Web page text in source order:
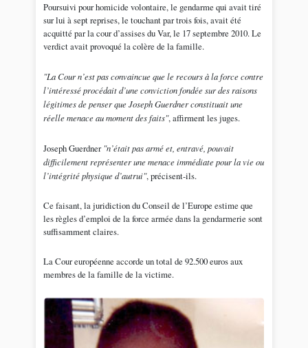
Poursuivi pour homicide volontaire, le gendarme qui avait tiré
sur lui à sept reprises, le touchant par trois fois, avait été
acquitté par la cour d’assises du Var, le 17 septembre 2010. Le
verdict avait provoqué la colère de la famille.
"La Cour n’est pas convaincue que le recours à la force contre
l’intéressé procédait d’une conviction fondée sur des raisons
légitimes de penser que Joseph Guerdner constituait une
réelle menace au moment des faits", affirment les juges.
Joseph Guerdner"n’était pas armé et, entravé, pouvait
difficilement représenter une menace immédiate pour la vie ou
l’intégrité physique d’autrui", précisent-ils.
Ce faisant, la juridiction du Conseil de l’Europe estime que
les règles d’emploi de la force armée dans la gendarmerie sont
suffisamment claires.
La Cour européenne accorde un total de 92.500 euros aux
membres de la famille de la victime.